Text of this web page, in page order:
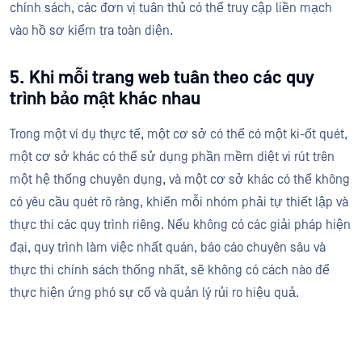
chính sách, các đơn vị tuân thủ có thể truy cập liền mạch
vào hồ sơ kiểm tra toàn diện.
5. Khi mỗi trang web tuân theo các quy
trình bảo mật khác nhau
Trong một ví dụ thực tế, một cơ sở có thể có một ki-ốt quét,
một cơ sở khác có thể sử dụng phần mềm diệt vi rút trên
một hệ thống chuyên dụng, và một cơ sở khác có thể không
có yêu cầu quét rõ ràng, khiến mỗi nhóm phải tự thiết lập và
thực thi các quy trình riêng. Nếu không có các giải pháp hiện
đại, quy trình làm việc nhất quán, báo cáo chuyên sâu và
thực thi chính sách thống nhất, sẽ không có cách nào để
thực hiện ứng phó sự cố và quản lý rủi ro hiệu quả.